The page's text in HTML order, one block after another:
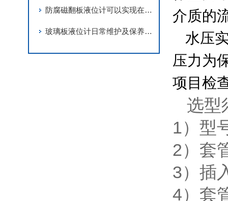
防腐磁翻板液位计可以实现在恶劣环境条件下的实时监测
玻璃板液位计日常维护及保养说明
介质的
水压
压力为
项目检
选型
1）型
2）套
3）插
4）套